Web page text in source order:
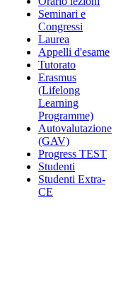
Seminari e
Congressi
Laurea
Appelli d'esame
Tutorato
Erasmus
(Lifelong
Learning
Programme)
Autovalutazione
(GAV)
Progress TEST
Studenti
Studenti Extra-
CE